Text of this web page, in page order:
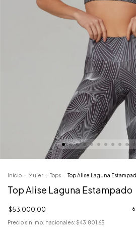
Inicio Mujer Tops Top Alise Laguna
Top Alise Laguna Estampado
$53.000,00 6
Precio sin imp. nacionales: $43.801,65